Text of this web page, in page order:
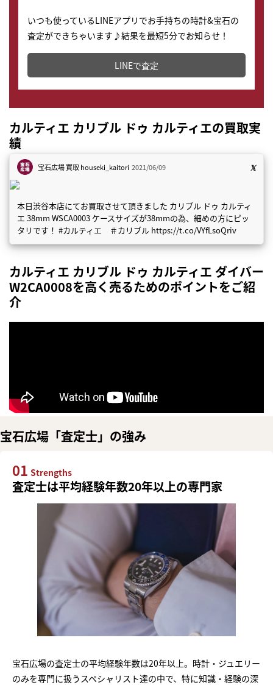
いつも使っているLINEアプリでお手持ちの時計&宝石の
査定ができちゃいます♪結果を最短5分でお知らせ！
どこからでもすぐに査定金額を知ることが出来ます。
LINEで査定
カルティエ カリブル ドゥ カルティエの買取実
績
宝石広場 買取houseki_kaitori 2021/06/09
本日渋谷本店にてお買取させて頂きました カリブル ドゥ カルティ
エ 38mm WSCA0003 ケースサイズが38mmの為、細めの方にピッ
タリです！ #カルティエ ＃カリブル https://t.co/VYfLsoQriv
カルティエ カリブル ドゥ カルティエ ダイバー
W2CA0008を高く売るためのポイントをご紹
介
宝石広場「査定士」の強み
01 Strengths
査定士は平均経験年数20年以上の専門家
宝石広場の査定士の平均経験年数は20年以上。時計・ジュエリー
のみを専門に扱うスペシャリスト達の中で、特に知識・経験の深